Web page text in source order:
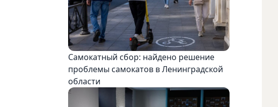
Самокатный сбор: найдено решение
проблемы самокатов в Ленинградской
области